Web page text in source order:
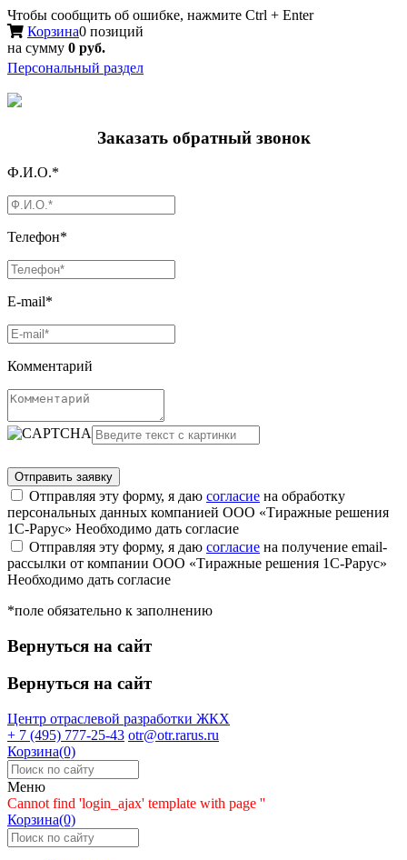
Чтобы сообщить об ошибке, нажмите Ctrl + Enter
Корзина0 позиций
на сумму 0 руб.
Персональный раздел
Заказать обратный звонок
Ф.И.О.*
Телефон*
E-mail*
Комментарий
Отправляя эту форму, я даю согласие на обработку
персональных данных компанией ООО «Тиражные решения
1С-Рарус» Необходимо дать согласие
Отправляя эту форму, я даю согласие на получение email-
рассылки от компании ООО «Тиражные решения 1С-Рарус»
Необходимо дать согласие
*поле обязательно к заполнению
Вернуться на сайт
Вернуться на сайт
Центр отраслевой разработки ЖКХ
+ 7 (495) 777-25-43 otr@otr.rarus.ru
Корзина(0)
Меню
Cannot find 'login_ajax' template with page ''
Корзина(0)